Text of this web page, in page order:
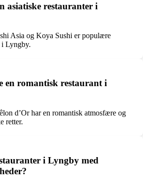
asiatiske restauranter i
Asia og Koya Sushi er populære
i Lyngby.
en romantisk restaurant i
d’Or har en romantisk atmosfære og
retter.
i Lyngby med